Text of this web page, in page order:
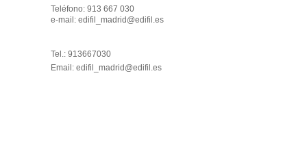
Teléfono: 913 667 030
e-mail: edifil_madrid@edifil.es
Tel.: 913667030
Email: edifil_madrid@edifil.es